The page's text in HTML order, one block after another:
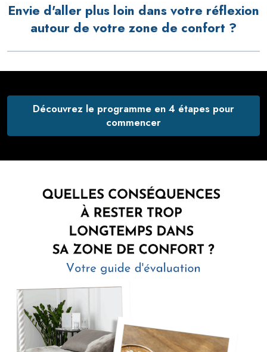
Envie d'aller plus loin dans votre réflexion
autour de votre zone de confort ?
Découvrez le programme en 4 étapes pour
commencer